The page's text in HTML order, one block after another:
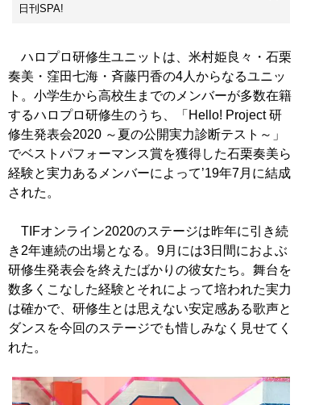
日刊SPA!
ハロプロ研修生ユニットは、米村姫良々・石栗
奏美・窪田七海・斉藤円香の4人からなるユニッ
ト。小学生から高校生までのメンバーが多数在籍
するハロプロ研修生のうち、「Hello! Project 研
修生発表会2020 ～夏の公開実力診断テスト～」
でベストパフォーマンス賞を獲得した石栗奏美ら
経験と実力あるメンバーによって’19年7月に結成
された。
TIFオンライン2020のステージは昨年に引き続
き2年連続の出場となる。9月には3日間におよぶ
研修生発表会を終えたばかりの彼女たち。舞台を
数多くこなした経験とそれによって培われた実力
は確かで、研修生とは思えない安定感ある歌声と
ダンスを今回のステージでも惜しみなく見せてく
れた。